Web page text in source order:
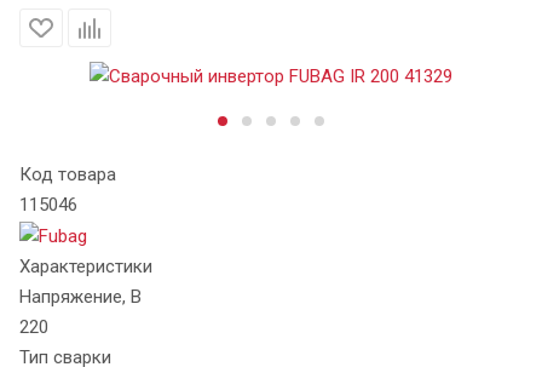
Код товара
115046
Характеристики
Напряжение, В
220
Тип сварки